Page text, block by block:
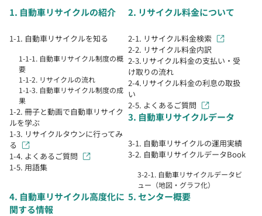
1. 自動車リサイクルの紹介
1-1. 自動車リサイクルを知る
1-1-1. 自動車リサイクル制度の概
要
1-1-2. リサイクルの流れ
1-1-3. 自動車リサイクル制度の成
果
1-2. 冊子と動画で自動車リサイク
ルを学ぶ
1-3. リサイクルタウンに行ってみ
る
1-4. よくあるご質問
1-5. 用語集
2. リサイクル料金について
2-1. リサイクル料金検索
2-2. リサイクル料金内訳
2-3.リサイクル料金の支払い・受
け取りの流れ
2-4.リサイクル料金の利息の取扱
い
2-5. よくあるご質問
3. 自動車リサイクルデータ
3-1. 自動車リサイクルの運用実績
3-2. 自動車リサイクルデータBook
3-2-1. 自動車リサイクルデータビ
ュー（地図・グラフ化）
4. 自動車リサイクル高度化に
関する情報
5. センター概要